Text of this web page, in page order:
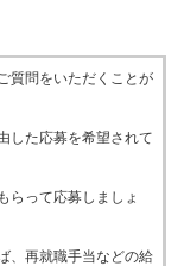
質問をいただくことが
した応募を希望されて
らって応募しましょ
、再就職手当などの給